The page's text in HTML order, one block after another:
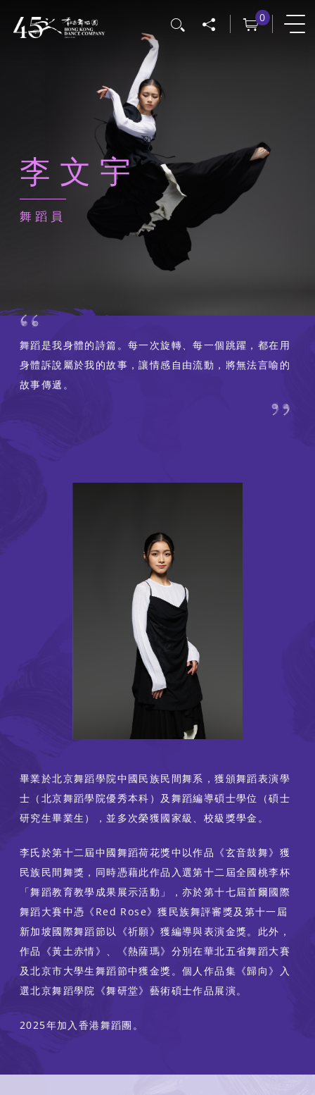
0
李文宇
舞蹈員
舞蹈是我身體的詩篇。每一次旋轉、每一個跳躍，都在用
身體訴說屬於我的故事，讓情感自由流動，將無法言喻的
故事傳遞。
畢業於北京舞蹈學院中國民族民間舞系，獲頒舞蹈表演學
士（北京舞蹈學院優秀本科）及舞蹈編導碩士學位（碩士
研究生畢業生），並多次榮獲國家級、校級獎學金。
李氏於第十二屆中國舞蹈荷花獎中以作品《玄音鼓舞》獲
民族民間舞獎，同時憑藉此作品入選第十二屆全國桃李杯
「舞蹈教育教學成果展示活動」，亦於第十七屆首爾國際
舞蹈大賽中憑《Red Rose》獲民族舞評審獎及第十一屆
新加坡國際舞蹈節以《祈願》獲編導與表演金獎。此外，
作品《黃土赤情》、《熱薩瑪》分別在華北五省舞蹈大賽
及北京市大學生舞蹈節中獲金獎。個人作品集《歸向》入
選北京舞蹈學院《舞研堂》藝術碩士作品展演。
2025年加入香港舞蹈團。